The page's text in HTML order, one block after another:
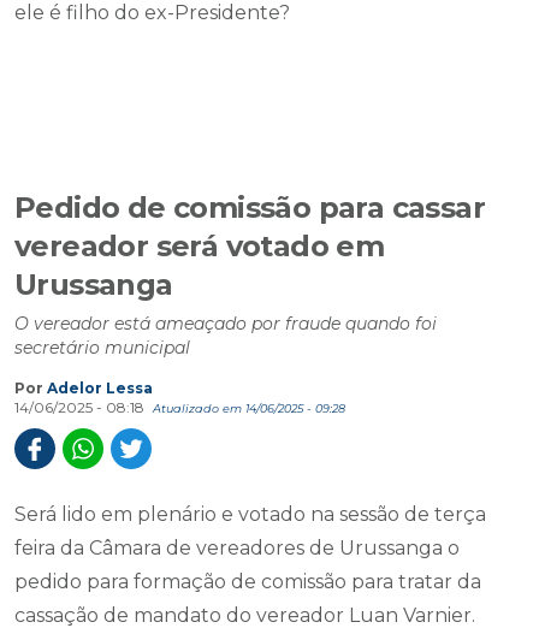
ele é filho do ex-Presidente?
Pedido de comissão para cassar
vereador será votado em
Urussanga
O vereador está ameaçado por fraude quando foi
secretário municipal
Por Adelor Lessa
14/06/2025 - 08:18
Atualizado em 14/06/2025 - 09:28
Será lido em plenário e votado na sessão de terça
feira da Câmara de vereadores de Urussanga o
pedido para formação de comissão para tratar da
cassação de mandato do vereador Luan Varnier.